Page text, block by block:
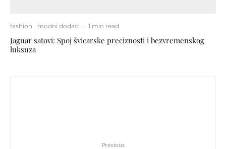
fashion modni dodaci · 1 min read
Jaguar satovi: Spoj švicarske preciznosti i bezvremenskog
luksuza
Previous